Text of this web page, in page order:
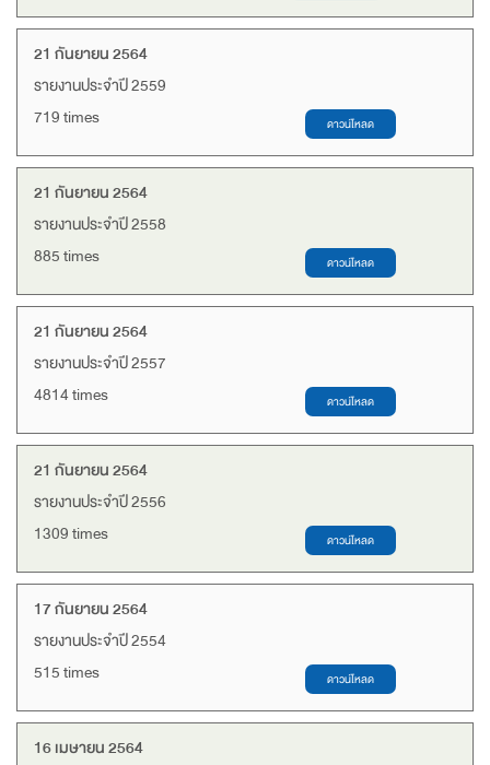
21 กันยายน 2564
รายงานประจำปี 2559
719 times
21 กันยายน 2564
รายงานประจำปี 2558
885 times
21 กันยายน 2564
รายงานประจำปี 2557
4814 times
21 กันยายน 2564
รายงานประจำปี 2556
1309 times
17 กันยายน 2564
รายงานประจำปี 2554
515 times
16 เมษายน 2564